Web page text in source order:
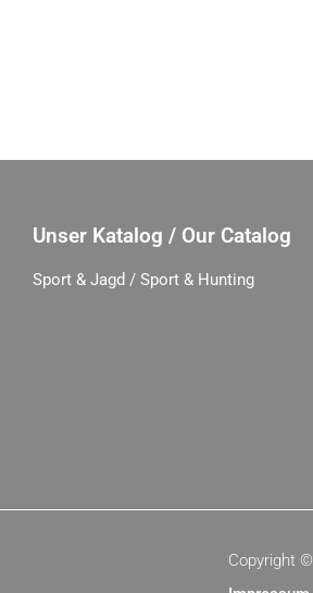
Unser Katalog / Our Catalog
Sport & Jagd / Sport & Hunting
Copyright ©